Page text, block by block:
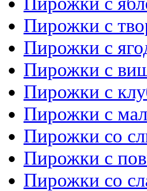
Пирожки с
Пирожки с
Пирожки с
Пирожки с
Пирожки с
Пирожки со
Пирожки с
Пирожки со